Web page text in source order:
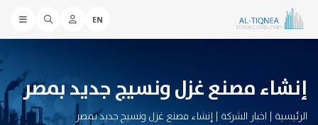
EN
إنشاء مصنع غزل ونسيج جديد بمصر
الرئيسية | اخبار الشركة | إنشاء مصنع غزل ونسيج جديد بمصر